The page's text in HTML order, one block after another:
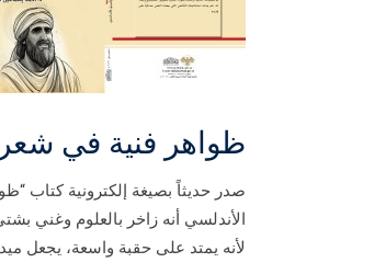
ظواهر فنية في شعر
صدر حديثاً بصيغة إلكترونية كتاب
الأندلسي أنه زاخر بالعلوم وغني
لأنه يمتد على حقبة واسعة، يجعل